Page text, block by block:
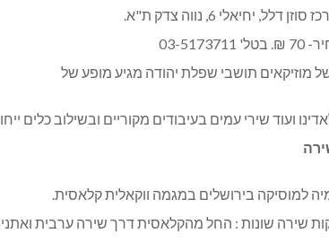
יחיאלי 6, נווה צדק ת"א.
מוזיקאים תושבי שפלת יהודה מגיע מופע של
ועוד שירי עמים בעיבודים מקוריים ובשילוב כלים
למוסיקה בירושלים במגמה ווקאלית קלאסית.
שירה שונות : החל מהקלאסית דרך שירה ערבית